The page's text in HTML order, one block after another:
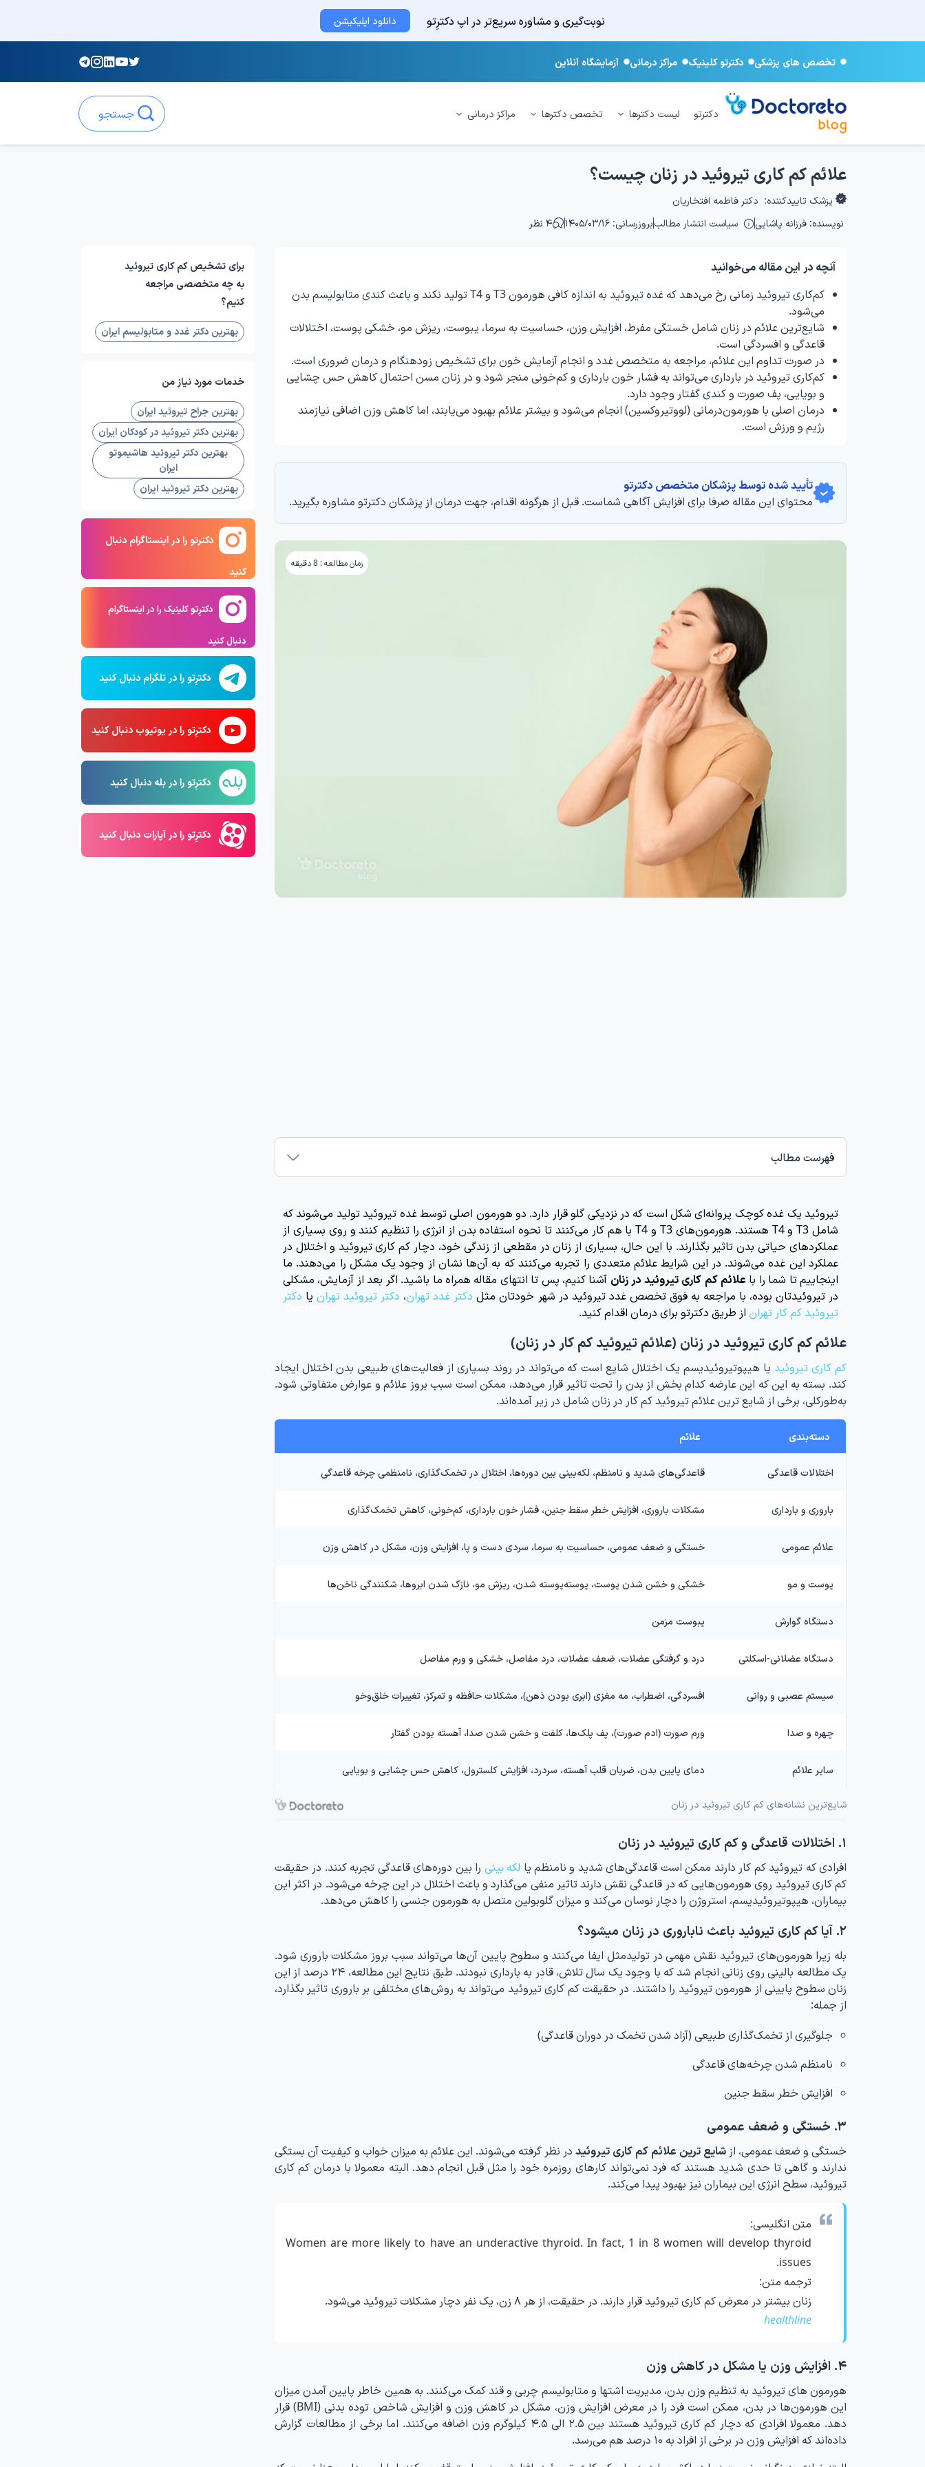
نوبت‌گیری و مشاوره سریع‌تر در اپ دکترِتو دانلود اپلیکیشن
تخصص های پزشکی دکترتو کلینیک مراکز درمانی آزمایشگاه آنلاین
دکترتو لیست دکترها تخصص دکترها مراکز درمانی جستجو
علائم کم کاری تیروئید در زنان چیست؟
پزشک تاییدکننده: دکتر فاطمه افتخاریان
نویسنده: فرزانه پاشایی سیاست انتشار مطالببروزرسانی: ۱۴۰۵/۰۳/۱۶ ۴ نظر
آنچه در این مقاله می‌خوانید
کم‌کاری تیروئید زمانی رخ می‌دهد که غده تیروئید به اندازه کافی هورمون T3 و T4 تولید نکند و باعث کندی متابولیسم بدن
می‌شود.
شایع‌ترین علائم در زنان شامل خستگی مفرط، افزایش وزن، حساسیت به سرما، یبوست، ریزش مو، خشکی پوست، اختلالات
قاعدگی و افسردگی است.
در صورت تداوم این علائم، مراجعه به متخصص غدد و انجام آزمایش خون برای تشخیص زودهنگام و درمان ضروری است.
کم‌کاری تیروئید در بارداری می‌تواند به فشار خون بارداری و کم‌خونی منجر شود و در زنان مسن احتمال کاهش حس چشایی
و بویایی، پف صورت و کندی گفتار وجود دارد.
درمان اصلی با هورمون‌درمانی (لووتیروکسین) انجام می‌شود و بیشتر علائم بهبود می‌یابند، اما کاهش وزن اضافی نیازمند
رژیم و ورزش است.
تأیید‌‌‌‌‌‌‌ شده توسط پزشکان متخصص دکترتو
محتوای این مقاله صرفا برای افزایش آگاهی شماست. قبل از هرگونه اقدام، جهت درمان از پزشکان دکترتو مشاوره بگیرید.
زمان مطالعه : 8 دقیقه
فهرست مطالب
تیروئید یک غده کوچک پروانه‌ای شکل است که در نزدیکی گلو قرار دارد. دو هورمون اصلی توسط غده تیروئید تولید می‌شوند که
شامل T3 و T4 هستند. هورمون‌های T3 و T4 با هم کار می‌کنند تا نحوه استفاده بدن از انرژی را تنظیم کنند و روی بسیاری از
عملکردهای حیاتی بدن تاثیر بگذارند. با این حال، بسیاری از زنان در مقطعی از زندگی خود، دچار کم کاری تیروئید و اختلال در
عملکرد این غده می‌شوند. در این شرایط علائم متعددی را تجربه می‌کنند که به آن‌ها نشان از وجود یک مشکل را می‌دهند. ما
اینجاییم تا شما را با علائم کم کاری تیروئید در زنان آشنا کنیم، پس تا انتهای مقاله همراه ما باشید. اگر بعد از آزمایش، مشکلی
در تیروئیدتان بوده، با مراجعه به فوق تخصص غدد تیروئید در شهر خودتان مثل دکتر غدد تهران، دکتر تیروئید تهرانیا دکتر
تیروئید کم کار تهران از طریق دکترتو برای درمان اقدام کنید.
علائم کم کاری تیروئید در زنان (علائم تیروئید کم کار در زنان)
کم کاری تیروئیدیا هیپوتیروئیدیسم یک اختلال شایع است که می‌تواند در روند بسیاری از فعالیت‌های طبیعی بدن اختلال ایجاد
کند. بسته به این که این عارضه کدام بخش از بدن را تحت تاثیر قرار می‌دهد، ممکن است سبب بروز علائم و عوارض متفاوتی شود.
به‌طورکلی، برخی از شایع ترین علائم تیروئید کم کار در زنان شامل در زیر آمده‌اند.
دسته‌بندی علائم
اختلالات قاعدگی قاعدگی‌های شدید و نامنظم، لکه‌بینی بین دوره‌ها، اختلال در تخمک‌گذاری، نامنظمی چرخه قاعدگی
باروری و بارداری مشکلات باروری، افزایش خطر سقط جنین، فشار خون بارداری، کم‌خونی، کاهش تخمک‌گذاری
علائم عمومی خستگی و ضعف عمومی، حساسیت به سرما، سردی دست و پا، افزایش وزن، مشکل در کاهش وزن
پوست و مو خشکی و خشن شدن پوست، پوسته‌پوسته شدن، ریزش مو، نازک شدن ابروها، شکنندگی ناخن‌ها
دستگاه گوارش یبوست مزمن
دستگاه عضلانی-اسکلتی درد و گرفتگی عضلات، ضعف عضلات، درد مفاصل، خشکی و ورم مفاصل
سیستم عصبی و روانی افسردگی، اضطراب، مه مغزی (ابری بودن ذهن)، مشکلات حافظه و تمرکز، تغییرات خلق‌وخو
چهره و صدا ورم صورت (ادم صورت)، پف پلک‌ها، کلفت و خشن شدن صدا، آهسته بودن گفتار
سایر علائم دمای پایین بدن، ضربان قلب آهسته، سردرد، افزایش کلسترول، کاهش حس چشایی و بویایی
شایع‌ترین نشانه‌های کم کاری تیروئید در زنان
۱. اختلالات قاعدگی و کم کاری تیروئید در زنان
افرادی که تیروئید کم کار دارند ممکن است قاعدگی‌های شدید و نامنظم یا لکه بینی را بین دوره‌های قاعدگی تجربه کنند. در حقیقت
کم کاری تیروئید روی هورمون‌هایی که در قاعدگی نقش دارند تاثیر منفی می‌گذارد و باعث اختلال در این چرخه می‌شود. در اکثر این
بیماران، هیپوتیروئیدیسم، استروژن را دچار نوسان می‌کند و میزان گلوبولین متصل به هورمون جنسی را کاهش می‌دهد.
۲. آیا کم کاری تیروئید باعث ناباروری در زنان میشود؟
بله زیرا هورمون‌های تیروئید نقش مهمی در تولیدمثل ایفا می‌کنند و سطوح پایین آن‌ها می‌تواند سبب بروز مشکلات باروری شود.
یک مطالعه بالینی روی زنانی انجام شد که با وجود یک سال تلاش، قادر به بارداری نبودند. طبق نتایج این مطالعه، ۲۴ درصد از این
زنان سطوح پایینی از هورمون تیروئید را داشتند. در حقیقت کم کاری تیروئید می‌تواند به روش‌های مختلفی بر باروری تاثیر بگذارد،
از جمله:
جلوگیری از تخمک‌گذاری طبیعی (آزاد شدن تخمک در دوران قاعدگی)
نامنظم شدن چرخه‌های قاعدگی
افزایش خطر سقط جنین
۳. خستگی و ضعف عمومی
خستگی و ضعف عمومی، از شایع ترین علائم کم کاری تیروئید در نظر گرفته می‌شوند. این علائم به میزان خواب و کیفیت آن بستگی
ندارند و گاهی تا حدی شدید هستند که فرد نمی‌تواند کارهای روزمره خود را مثل قبل انجام دهد. البته معمولا با درمان کم کاری
تیروئید، سطح انرژی این بیماران نیز بهبود پیدا می‌کند.
متن انگلیسی:
Women are more likely to have an underactive thyroid. In fact, 1 in 8 women will develop thyroid
issues.
ترجمه متن:
زنان بیشتر در معرض کم کاری تیروئید قرار دارند. در حقیقت، از هر ۸ زن، یک نفر دچار مشکلات تیروئید می‌شود.
healthline
۴. افزایش وزن یا مشکل در کاهش وزن
هورمون های تیروئید به تنظیم وزن بدن، مدیریت اشتها و متابولیسم چربی و قند کمک می‌کنند. به همین خاطر پایین آمدن میزان
این هورمون‌ها در بدن، ممکن است فرد را در معرض افزایش وزن، مشکل در کاهش وزن و افزایش شاخص توده بدنی (BMI) قرار
دهد. معمولا افرادی که دچار کم کاری تیروئید هستند بین ۲.۵ الی ۴.۵ کیلوگرم وزن اضافه می‌کنند. اما برخی از مطالعات گزارش
داده‌اند که افزایش وزن در برخی از افراد به ​​۱۰ درصد هم می‌رسد.
برای تشخیص کم کاری تیروئید
به چه متخصصی مراجعه
کنیم؟
بهترین دکتر غدد و متابولیسم ایران
خدمات مورد نیاز من
بهترین جراح تیروئید ایران
بهترین دکتر تیروئید در کودکان ایران
بهترین دکتر تیروئید هاشیموتو
ایران
بهترین دکتر تیروئید ایران
دکترتو را در اینستاگرام دنبال
کنید
دکترِتو کلینیک را در اینستاگرام
دنبال کنید
دکترِتو را در تلگرام دنبال کنید
دکترِتو را در یوتیوب دنبال کنید
دکترِتو را در بله دنبال کنید
دکترِتو را در آپارات دنبال کنید